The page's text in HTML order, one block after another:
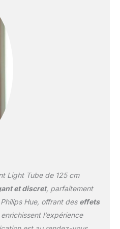
(vendu séparément)
et bénéficiez d'une
bénéficiant de
Déjà utilisateur
Hue: ce luminaire
connecté compatible
Bluetooth, peut se
avec votre
Light Tube de 125 cm
et discret, parfaitement
Hue, offrant des effets
l’expérience